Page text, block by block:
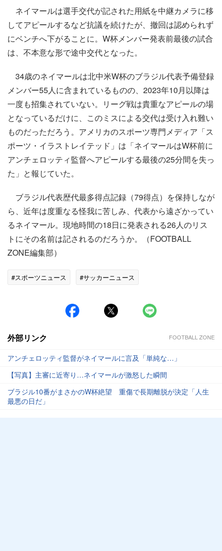
ネイマールは選手交代が記された用紙を中継カメラに移
してアピールするなど抗議を続けたが、撤回は認められず
にベンチへ下がることに。W杯メンバー発表前最後の試合
は、不本意な形で途中交代となった。
34歳のネイマールは北中米W杯のブラジル代表予備登録
メンバー55人に含まれているものの、2023年10月以降は
一度も招集されていない。リーグ戦は貴重なアピールの場
となっているだけに、このミスによる交代は受け入れ難い
ものだっただろう。アメリカのスポーツ専門メディア「ス
ポーツ・イラストレイテッド」は「ネイマールはW杯前に
アンチェロッティ監督へアピールする最後の25分間を失っ
た」と報じていた。
ブラジル代表歴代最多得点記録（79得点）を保持しなが
ら、近年は度重なる怪我に苦しみ、代表から遠ざかってい
るネイマール。現地時間の18日に発表される26人のリス
トにその名前は記されるのだろうか。（FOOTBALL
ZONE編集部）
#スポーツニュース #サッカーニュース
外部リンク FOOTBALL ZONE
アンチェロッティ監督がネイマールに言及「単純な…」
【写真】主審に近寄り…ネイマールが激怒した瞬間
ブラジル10番がまさかのW杯絶望 重傷で長期離脱が決定「人生
最悪の日だ」